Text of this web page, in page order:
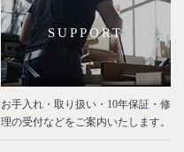
SUPPORT
お手入れ・取り扱い・10年保証・修
理の受付などをご案内いたします。